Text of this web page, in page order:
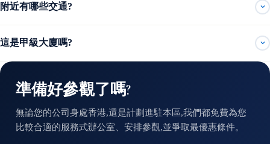
附近有哪些交通?
這是甲級大廈嗎?
準備好參觀了嗎?
無論您的公司身處香港,還是計劃進駐本區,我們都免費為您
比較合適的服務式辦公室、安排參觀,並爭取最優惠條件。